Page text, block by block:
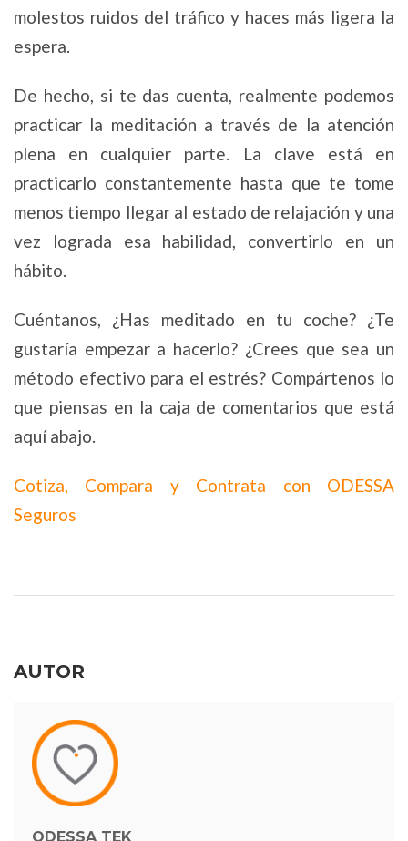
molestos ruidos del tráfico y haces más ligera la
espera.
De hecho, si te das cuenta, realmente podemos
practicar la meditación a través de la atención
plena en cualquier parte. La clave está en
practicarlo constantemente hasta que te tome
menos tiempo llegar al estado de relajación y una
vez lograda esa habilidad, convertirlo en un
hábito.
Cuéntanos, ¿Has meditado en tu coche? ¿Te
gustaría empezar a hacerlo? ¿Crees que sea un
método efectivo para el estrés? Compártenos lo
que piensas en la caja de comentarios que está
aquí abajo.
Cotiza, Compara y Contrata con ODESSA
Seguros
AUTOR
ODESSA TEK